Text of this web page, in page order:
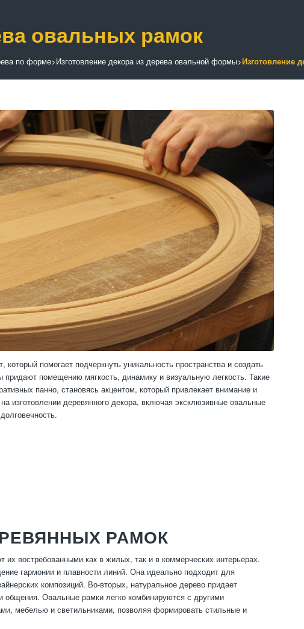
овальных рамок
по форме>Изготовление декора из дерева овальной формы>Изготовление
помогает подчеркнуть уникальность пространства и создать
помещению мягкость, динамику и визуальную легкость. Такие
панно, становясь акцентом, который привлекает внимание и
изготовлении деревянного декора, включая эксклюзивные овальные
РАМОК
востребованными как в жилых, так и в коммерческих интерьерах.
гармонии и плавности линий. Она идеально подходит для
композиций. Во-вторых, натуральное дерево придает
Овальные рамки легко комбинируются с другими
мебелью и светильниками, позволяя формировать стильные и